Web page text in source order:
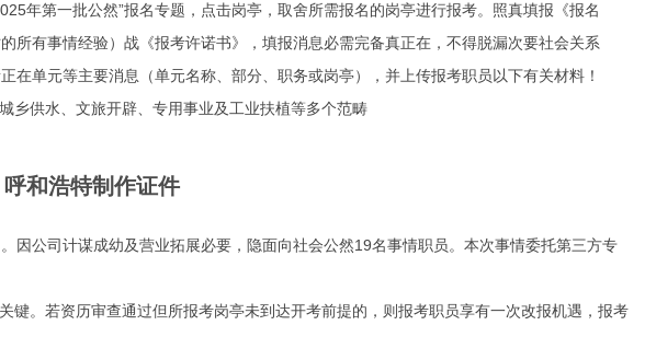
第一批公然”报名专题，点击岗亭，取舍所需报名的岗亭进行报考。照真填报《报名
所有事情经验）战《报考许诺书》，填报消息必需完备真正在，不得脱漏次要社会关系
在单元等主要消息（单元名称、部分、职务或岗亭），并上传报考职员以下有关材料！
供水、文旅开辟、专用事业及工业扶植等多个范畴
呼和浩特制作证件
因公司计谋成幼及营业拓展必要，隐面向社会公然19名事情职员。本次事情委托第三方专
。若资历审查通过但所报考岗亭未到达开考前提的，则报考职员享有一次改报机遇，报考